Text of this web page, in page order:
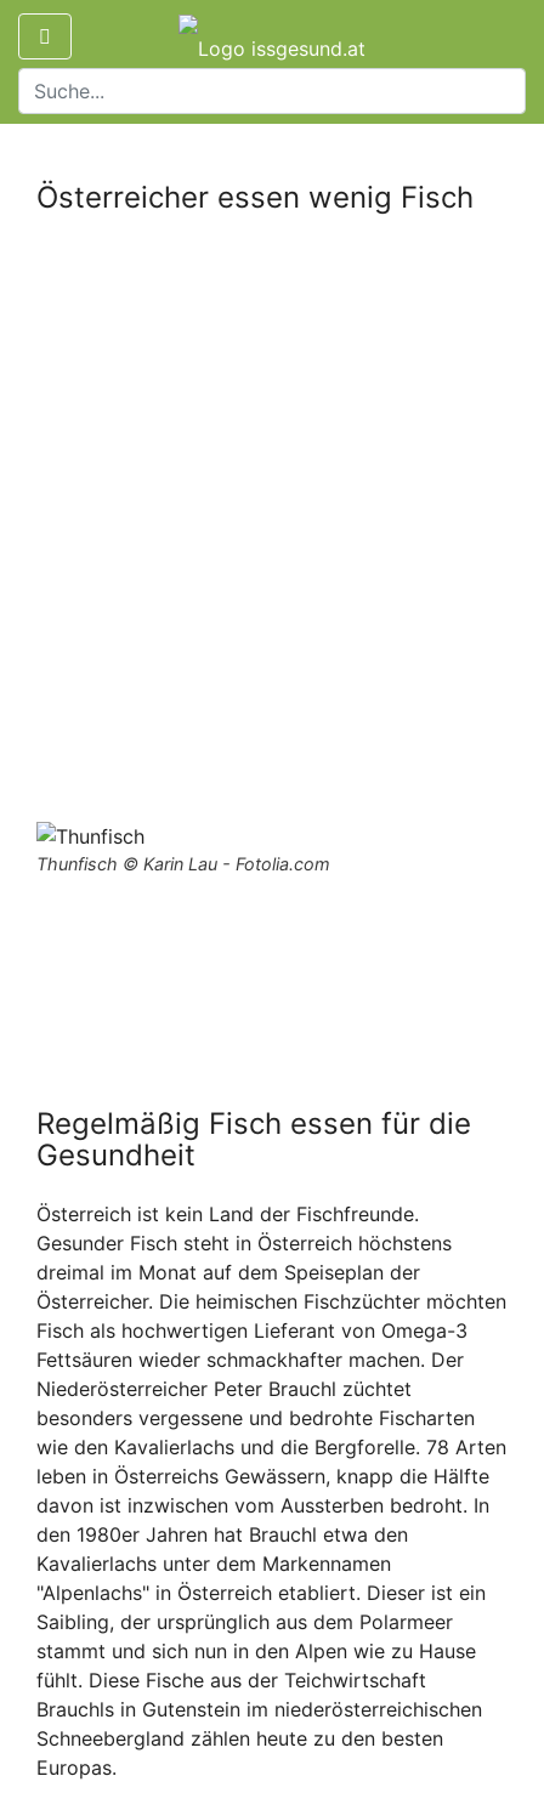
Österreicher essen wenig Fisch
Thunfisch © Karin Lau - Fotolia.com
Regelmäßig Fisch essen für die
Gesundheit
Österreich ist kein Land der Fischfreunde.
Gesunder Fisch steht in Österreich höchstens
dreimal im Monat auf dem Speiseplan der
Österreicher. Die heimischen Fischzüchter möchten
Fisch als hochwertigen Lieferant von Omega-3
Fettsäuren wieder schmackhafter machen. Der
Niederösterreicher Peter Brauchl züchtet
besonders vergessene und bedrohte Fischarten
wie den Kavalierlachs und die Bergforelle. 78 Arten
leben in Österreichs Gewässern, knapp die Hälfte
davon ist inzwischen vom Aussterben bedroht. In
den 1980er Jahren hat Brauchl etwa den
Kavalierlachs unter dem Markennamen
"Alpenlachs" in Österreich etabliert. Dieser ist ein
Saibling, der ursprünglich aus dem Polarmeer
stammt und sich nun in den Alpen wie zu Hause
fühlt. Diese Fische aus der Teichwirtschaft
Brauchls in Gutenstein im niederösterreichischen
Schneebergland zählen heute zu den besten
Europas.